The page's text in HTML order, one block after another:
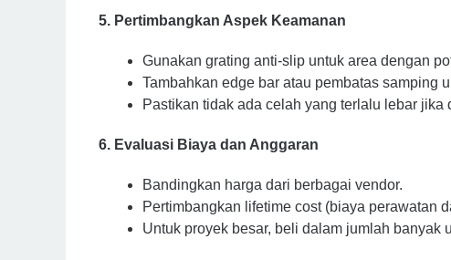
5. Pertimbangkan Aspek Keamanan
Gunakan grating anti-slip untuk area dengan
Tambahkan edge bar atau pembatas samping
Pastikan tidak ada celah yang terlalu lebar
6. Evaluasi Biaya dan Anggaran
Bandingkan harga dari berbagai vendor.
Pertimbangkan lifetime cost (biaya perawatan
Untuk proyek besar, beli dalam jumlah banyak